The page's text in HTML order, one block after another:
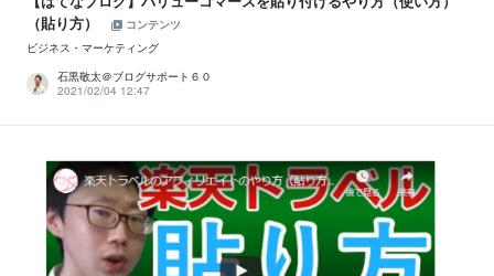
（貼り方）
コンテンツ
ビジネス・マーケティング
石黒敬太＠ブログサポート６０
2021/02/04 12:47